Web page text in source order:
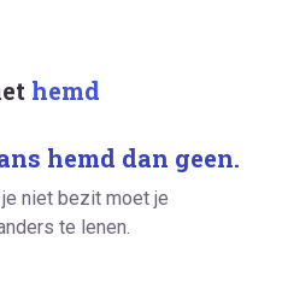
hemd
hemd dan geen.
niet bezit moet je
te lenen.